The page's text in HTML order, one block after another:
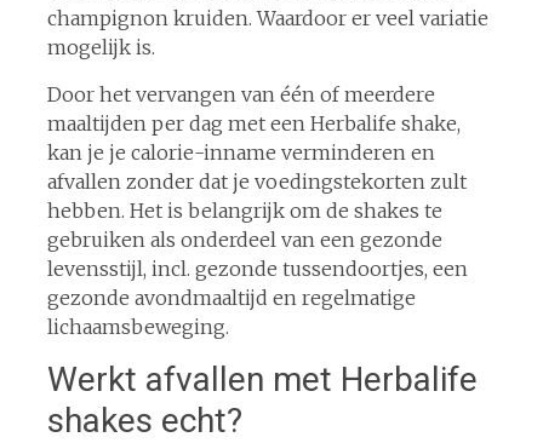
champignon kruiden. Waardoor er veel variatie
mogelijk is.
Door het vervangen van één of meerdere
maaltijden per dag met een Herbalife shake,
kan je je calorie-inname verminderen en
afvallen zonder dat je voedingstekorten zult
hebben. Het is belangrijk om de shakes te
gebruiken als onderdeel van een gezonde
levensstijl, incl. gezonde tussendoortjes, een
gezonde avondmaaltijd en regelmatige
lichaamsbeweging.
Werkt afvallen met Herbalife
shakes echt?